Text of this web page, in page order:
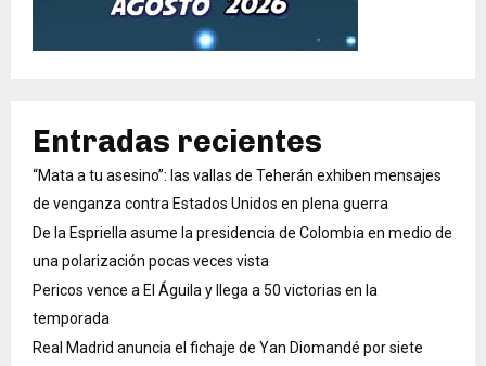
Entradas recientes
“Mata a tu asesino”: las vallas de Teherán exhiben mensajes
de venganza contra Estados Unidos en plena guerra
De la Espriella asume la presidencia de Colombia en medio de
una polarización pocas veces vista
Pericos vence a El Águila y llega a 50 victorias en la
temporada
Real Madrid anuncia el fichaje de Yan Diomandé por siete